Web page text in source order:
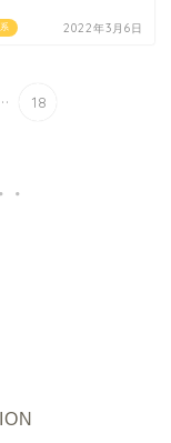
2022年3月6日
18